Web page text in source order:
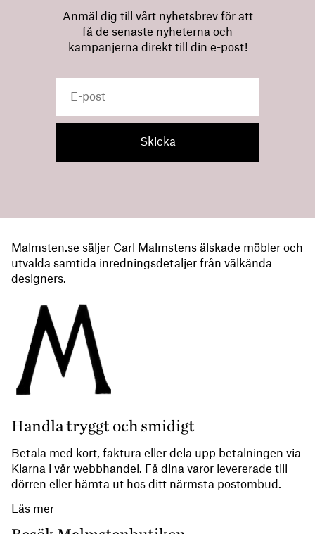
Anmäl dig till vårt nyhetsbrev för att
få de senaste nyheterna och
kampanjerna direkt till din e-post!
Malmsten.se säljer Carl Malmstens älskade möbler och
utvalda samtida inredningsdetaljer från välkända
designers.
Handla tryggt och smidigt
Betala med kort, faktura eller dela upp betalningen via
Klarna i vår webbhandel. Få dina varor levererade till
dörren eller hämta ut hos ditt närmsta postombud.
Läs mer